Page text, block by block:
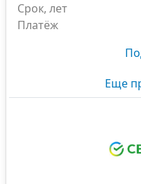
Срок, лет
Платёж
Еще